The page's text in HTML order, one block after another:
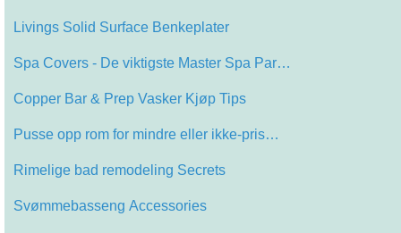
Livings Solid Surface Benkeplater
Spa Covers - De viktigste Master Spa Par…
Copper Bar & Prep Vasker Kjøp Tips
Pusse opp rom for mindre eller ikke-pris…
Rimelige bad remodeling Secrets
Svømmebasseng Accessories